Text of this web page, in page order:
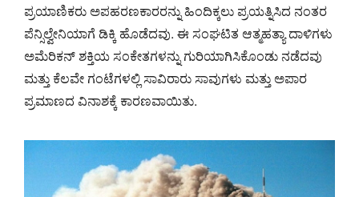
ಪ್ರಯಾಣಿಕರು ಅಪಹರಣಕಾರರನ್ನು ಹಿಂದಿಕ್ಕಲು ಪ್ರಯತ್ನಿಸಿದ ನಂತರ
ಪೆನ್ಸಿಲ್ವೇನಿಯಾಗೆ ಡಿಕ್ಕಿ ಹೊಡೆದವು. ಈ ಸಂಘಟಿತ ಆತ್ಮಹತ್ಯಾ ದಾಳಿಗಳು
ಅಮೆರಿಕನ್ ಶಕ್ತಿಯ ಸಂಕೇತಗಳನ್ನು ಗುರಿಯಾಗಿಸಿಕೊಂಡು ನಡೆದವು
ಮತ್ತು ಕೆಲವೇ ಗಂಟೆಗಳಲ್ಲಿ ಸಾವಿರಾರು ಸಾವುಗಳು ಮತ್ತು ಅಪಾರ
ಪ್ರಮಾಣದ ವಿನಾಶಕ್ಕೆ ಕಾರಣವಾಯಿತು.